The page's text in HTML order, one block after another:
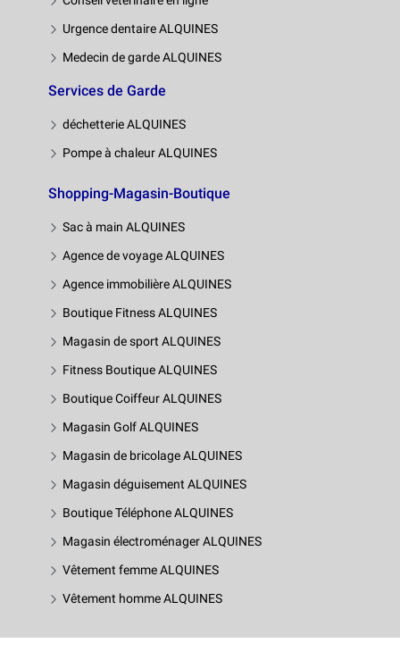
Urgence dentaire ALQUINES
Medecin de garde ALQUINES
Services de Garde
déchetterie ALQUINES
Pompe à chaleur ALQUINES
Shopping-Magasin-Boutique
Sac à main ALQUINES
Agence de voyage ALQUINES
Agence immobilière ALQUINES
Boutique Fitness ALQUINES
Magasin de sport ALQUINES
Fitness Boutique ALQUINES
Boutique Coiffeur ALQUINES
Magasin Golf ALQUINES
Magasin de bricolage ALQUINES
Magasin déguisement ALQUINES
Boutique Téléphone ALQUINES
Magasin électroménager ALQUINES
Vêtement femme ALQUINES
Vêtement homme ALQUINES